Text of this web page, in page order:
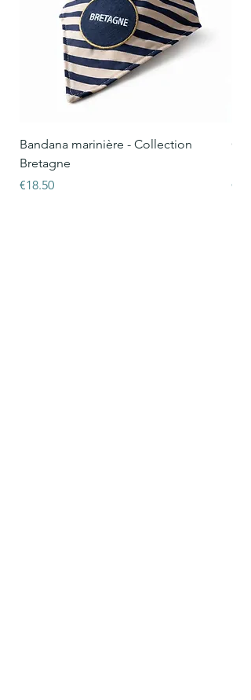
Bandana marinière - Collection
Bretagne
Price
€18.50
Price